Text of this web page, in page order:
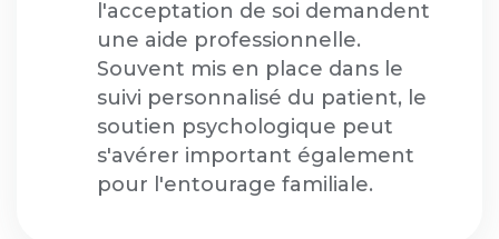
l'acceptation de soi demandent
une aide professionnelle.
Souvent mis en place dans le
suivi personnalisé du patient, le
soutien psychologique peut
s'avérer important également
pour l'entourage familiale.